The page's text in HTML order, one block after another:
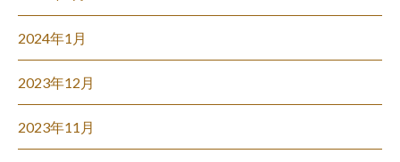
2024年1月
2023年12月
2023年11月